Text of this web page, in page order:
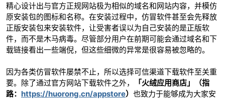
精心设计出与官方正规网站极为相似的域名和网站内容，并模仿
原安装包的图标和名称。在安装过程中，仿冒软件甚至会先释放
正版安装包来安装软件，让受害者误以为自己安装的是正版软
件，而不是木马病毒。尽管部分用户在前期可能会通过域名和下
载链接看出一些端倪，但这些细微的异常是很容易被忽略的。
因为各类仿冒软件屡禁不止，所以选择可信渠道下载软件至关重
要。除了通过官方网站下载软件之外，
「火绒应用商店」（指
路： https://huorong.cn/appstore） 也致力于能够成为大家安